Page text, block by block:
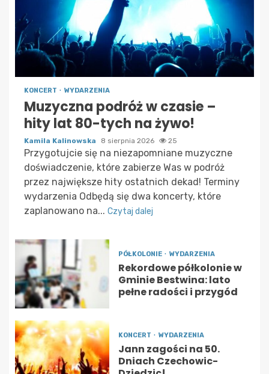
KONCERT WYDARZENIA
Muzyczna podróż w czasie –
hity lat 80-tych na żywo!
Kamila Kalinowska 8 sierpnia 2026 25
Przygotujcie się na niezapomniane muzyczne
doświadczenie, które zabierze Was w podróż
przez największe hity ostatnich dekad! Terminy
wydarzenia Odbędą się dwa koncerty, które
zaplanowano na... Czytaj dalej
PÓŁKOLONIE WYDARZENIA
Rekordowe półkolonie w
Gminie Bestwina: lato
pełne radości i przygód
KONCERT WYDARZENIA
Jann zagości na 50.
Dniach Czechowic-